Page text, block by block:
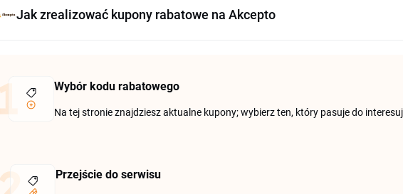
Jak zrealizować kupony rabatowe na Akcepto
Wybór kodu rabatowego
Na tej stronie znajdziesz aktualne kupony; wybierz ten, który pasuje do
Przejście do serwisu